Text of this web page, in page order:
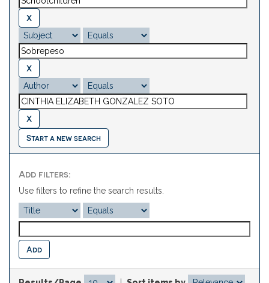
Start a new search
Add filters:
Use filters to refine the search results.